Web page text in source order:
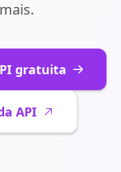
gratuita
API